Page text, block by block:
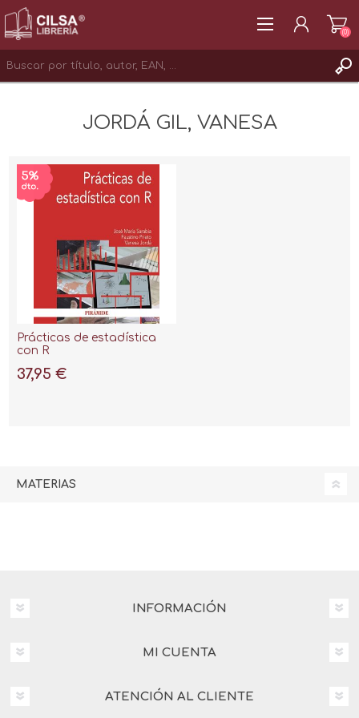
INICIAR SESIÓN
(0)
JORDÁ GIL, VANESA
Prácticas de estadística
con R
37,95 €
MATERIAS
INFORMACIÓN
MI CUENTA
ATENCIÓN AL CLIENTE